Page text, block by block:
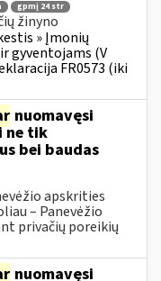
gpmį 24 str
žinyno
» Įmonių
gyventojams (V
FR0573 (iki
nuomavęsi
ne tik
bei baudas
apskrities
– Panevėžio
privačių poreikių
nuomavęsi